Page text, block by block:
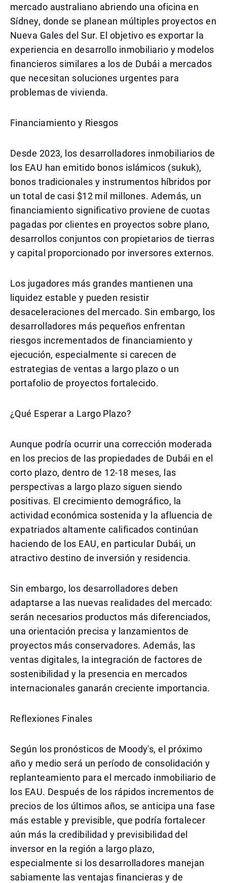
mercado australiano abriendo una oficina en
Sídney, donde se planean múltiples proyectos en
Nueva Gales del Sur. El objetivo es exportar la
experiencia en desarrollo inmobiliario y modelos
financieros similares a los de Dubái a mercados
que necesitan soluciones urgentes para
problemas de vivienda.
Financiamiento y Riesgos
Desde 2023, los desarrolladores inmobiliarios de
los EAU han emitido bonos islámicos (sukuk),
bonos tradicionales y instrumentos híbridos por
un total de casi $12 mil millones. Además, un
financiamiento significativo proviene de cuotas
pagadas por clientes en proyectos sobre plano,
desarrollos conjuntos con propietarios de tierras
y capital proporcionado por inversores externos.
Los jugadores más grandes mantienen una
liquidez estable y pueden resistir
desaceleraciones del mercado. Sin embargo, los
desarrolladores más pequeños enfrentan
riesgos incrementados de financiamiento y
ejecución, especialmente si carecen de
estrategias de ventas a largo plazo o un
portafolio de proyectos fortalecido.
¿Qué Esperar a Largo Plazo?
Aunque podría ocurrir una corrección moderada
en los precios de las propiedades de Dubái en el
corto plazo, dentro de 12-18 meses, las
perspectivas a largo plazo siguen siendo
positivas. El crecimiento demográfico, la
actividad económica sostenida y la afluencia de
expatriados altamente calificados continúan
haciendo de los EAU, en particular Dubái, un
atractivo destino de inversión y residencia.
Sin embargo, los desarrolladores deben
adaptarse a las nuevas realidades del mercado:
serán necesarios productos más diferenciados,
una orientación precisa y lanzamientos de
proyectos más conservadores. Además, las
ventas digitales, la integración de factores de
sostenibilidad y la presencia en mercados
internacionales ganarán creciente importancia.
Reflexiones Finales
Según los pronósticos de Moody's, el próximo
año y medio será un período de consolidación y
replanteamiento para el mercado inmobiliario de
los EAU. Después de los rápidos incrementos de
precios de los últimos años, se anticipa una fase
más estable y previsible, que podría fortalecer
aún más la credibilidad y previsibilidad del
inversor en la región a largo plazo,
especialmente si los desarrolladores manejan
sabiamente las ventajas financieras y de